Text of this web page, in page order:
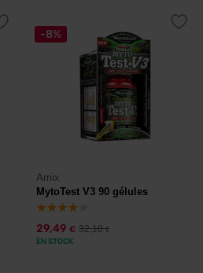
-8%
Amix
MytoTest V3 90 gélules
29,49 € 32,10€
EN STOCK